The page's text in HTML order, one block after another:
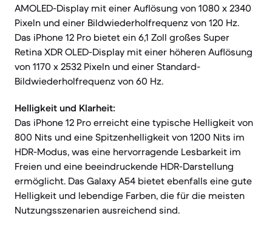
AMOLED-Display mit einer Auflösung von 1080 x 2340
Pixeln und einer Bildwiederholfrequenz von 120 Hz.
Das iPhone 12 Pro bietet ein 6,1 Zoll großes Super
Retina XDR OLED-Display mit einer höheren Auflösung
von 1170 x 2532 Pixeln und einer Standard-
Bildwiederholfrequenz von 60 Hz.
Helligkeit und Klarheit:
Das iPhone 12 Pro erreicht eine typische Helligkeit von
800 Nits und eine Spitzenhelligkeit von 1200 Nits im
HDR-Modus, was eine hervorragende Lesbarkeit im
Freien und eine beeindruckende HDR-Darstellung
ermöglicht. Das Galaxy A54 bietet ebenfalls eine gute
Helligkeit und lebendige Farben, die für die meisten
Nutzungsszenarien ausreichend sind.